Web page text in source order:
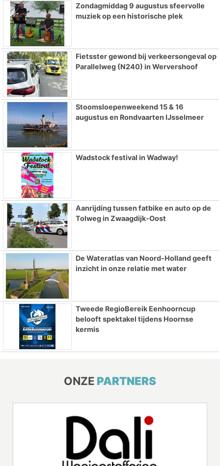
Zondagmiddag 9 augustus sfeervolle
muziek op een historische plek
Fietsster gewond bij verkeersongeval op
Parallelweg (N240) in Wervershoof
Stoomsloepenweekend 15 & 16
augustus en Rondvaarten IJsselmeer
Wadstock festival in Wadway!
Aanrijding tussen fatbike en auto op de
Tolweg in Zwaagdijk-Oost
De Wateratlas van Noord-Holland geeft
inzicht in onze relatie met water
Tweede RegioBereik Eenhoorncup
belooft spektakel tijdens Hoornse
kermis
ONZE PARTNERS